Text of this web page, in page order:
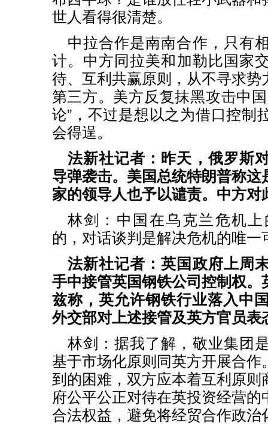
世人看得很清楚。
中拉合作是南南合作，只有
计。中方同拉美和加勒比国家
待、互利共赢原则，从不寻求势
第三方。美方反复抹黑攻击中
论”，不过是想以之为借口控制
会得逞。
法新社记者：昨天，俄罗斯
导弹袭击。美国总统特朗普称这
家的领导人也予以谴责。中方对
林剑：中国在乌克兰危机
的，对话谈判是解决危机的唯一
法新社记者：英国政府上周
手中接管英国钢铁公司控制权。
兹称，英允许钢铁行业落入中
外交部对上述接管及英方官员表
林剑：据我了解，敬业集团
基于市场化原则同英方开展合作
到的困难，双方应本着互利原则
府公平公正对待在英投资经营
合法权益，避免将经贸合作政治